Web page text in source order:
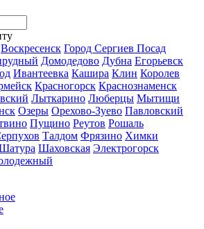
Воскресенск Город Сергиев Посад
Домодедово Дубна Егорьевск
Ивантеевка Кашира Клин Королев
Красногорск Краснознаменск
Лыткарино Люберцы Мытищи
Озеры Орехово-Зуево Павловский
Пущино Реутов Рошаль
Талдом Фрязино Химки
Шаховская Электрогорск